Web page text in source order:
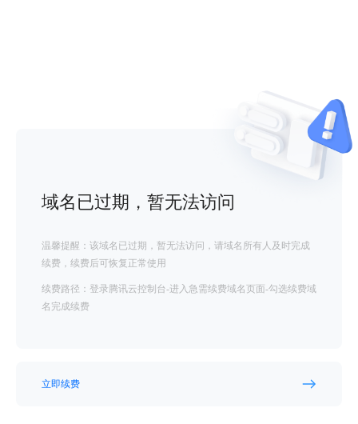
域名已过期，暂无法访问
温馨提醒：该域名已过期，暂无法访问，请域名所有人及时完成
续费，续费后可恢复正常使用
续费路径：登录腾讯云控制台-进入急需续费域名页面-勾选续费域
名完成续费
立即续费